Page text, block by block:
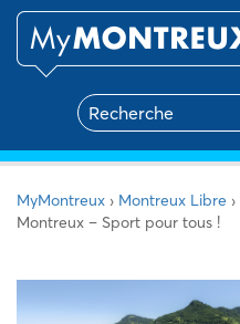
MyMontreux › Montreux Libre ›
Montreux – Sport pour tous !